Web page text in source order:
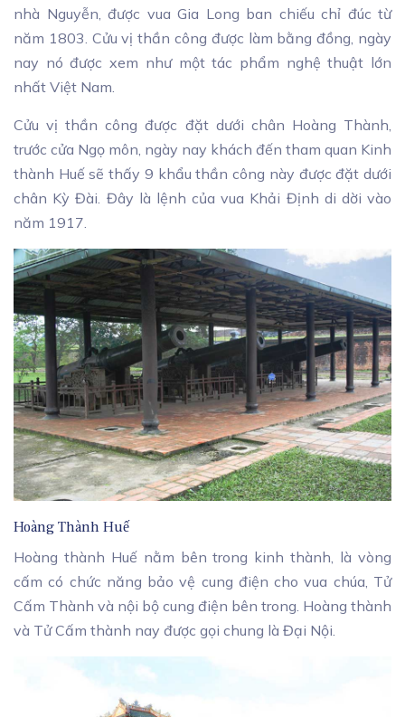
nhà Nguyễn, được vua Gia Long ban chiếu chỉ đúc từ
năm 1803. Cửu vị thần công được làm bằng đồng, ngày
nay nó được xem như một tác phẩm nghệ thuật lớn
nhất Việt Nam.
Cửu vị thần công được đặt dưới chân Hoàng Thành,
trước cửa Ngọ môn, ngày nay khách đến tham quan Kinh
thành Huế sẽ thấy 9 khẩu thần công này được đặt dưới
chân Kỳ Đài. Đây là lệnh của vua Khải Định di dời vào
năm 1917.
Hoàng Thành Huế
Hoàng thành Huế nằm bên trong kinh thành, là vòng
cấm có chức năng bảo vệ cung điện cho vua chúa, Tử
Cấm Thành và nội bộ cung điện bên trong. Hoàng thành
và Tử Cấm thành nay được gọi chung là Đại Nội.